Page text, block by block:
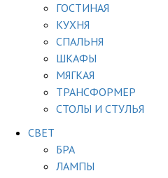
ГОСТИНАЯ
КУХНЯ
СПАЛЬНЯ
ШКАФЫ
МЯГКАЯ
ТРАНСФОРМЕР
СТОЛЫ И СТУЛЬЯ
СВЕТ
БРА
ЛАМПЫ